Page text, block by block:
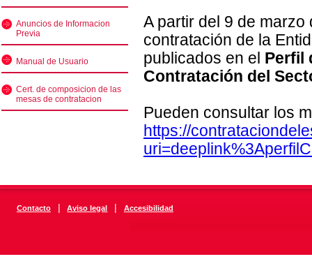
Anuncios de Informacion
Previa
Manual de Usuario
Cert. de composicion de las
mesas de contratacion
A partir del 9 de
contratación de la
publicados en el Perfil
Contratación del
Pueden consultar los
https://
Contacto | Aviso legal | Accesibilidad